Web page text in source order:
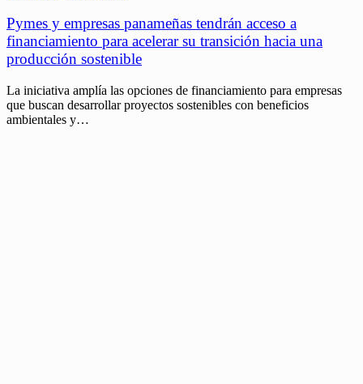
Pymes y empresas panameñas tendrán acceso a
financiamiento para acelerar su transición hacia una
producción sostenible
La iniciativa amplía las opciones de financiamiento para empresas
que buscan desarrollar proyectos sostenibles con beneficios
ambientales y…